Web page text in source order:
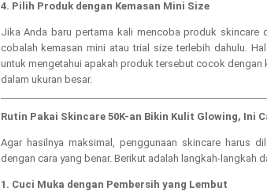
4. Pilih Produk dengan Kemasan Mini Size
Jika Anda baru pertama kali mencoba produk skincare
cobalah kemasan mini atau trial size terlebih dahulu.
untuk mengetahui apakah produk tersebut cocok dengan
dalam ukuran besar.
Rutin Pakai Skincare 50K-an Bikin Kulit Glowing, Ini
Agar hasilnya maksimal, penggunaan skincare harus
dengan cara yang benar. Berikut adalah langkah-langkah
1. Cuci Muka dengan Pembersih yang Lembut